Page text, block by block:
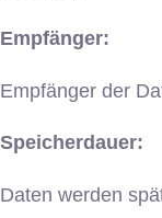
Empfänger:
Empfänger der
Speicherdauer:
Daten werden